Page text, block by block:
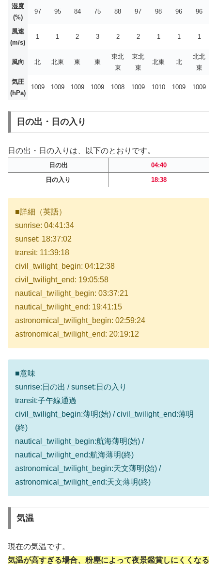
湿度
(%)
97 95 84 75 88 97 98 96 96
風速
(m/s)
1 1 2 3 2 2 1 1 1
風向 北 北東 東 東
東北
東
東北
東
北東 北
北北
東
気圧
(hPa)
1009 1009 1009 1009 1008 1009 1010 1009 1009
日の出・日の入り
日の出・日の入りは、以下のとおりです。
日の出
04:40
日の入り
18:38
■詳細（英語）
sunrise: 04:41:34
sunset: 18:37:02
transit: 11:39:18
civil_twilight_begin: 04:12:38
civil_twilight_end: 19:05:58
nautical_twilight_begin: 03:37:21
nautical_twilight_end: 19:41:15
astronomical_twilight_begin: 02:59:24
astronomical_twilight_end: 20:19:12
■意味
sunrise:日の出 / sunset:日の入り
transit:子午線通過
civil_twilight_begin:薄明(始) / civil_twilight_end:薄明
(終)
nautical_twilight_begin:航海薄明(始) /
nautical_twilight_end:航海薄明(終)
astronomical_twilight_begin:天文薄明(始) /
astronomical_twilight_end:天文薄明(終)
気温
現在の気温です。
気温が高すぎる場合、粉塵によって夜景鑑賞しにくくなる